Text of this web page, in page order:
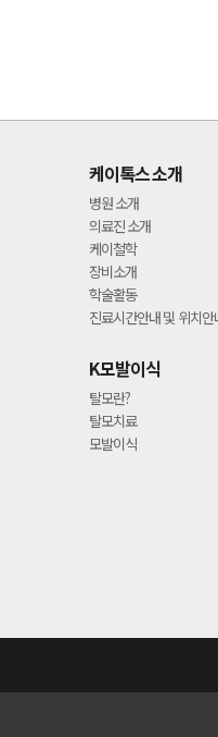
케이톡스 소개
병원 소개
의료진 소개
케이철학
장비소개
학술활동
진료시간안내 및 위치안
K모발이식
탈모란?
탈모치료
모발이식